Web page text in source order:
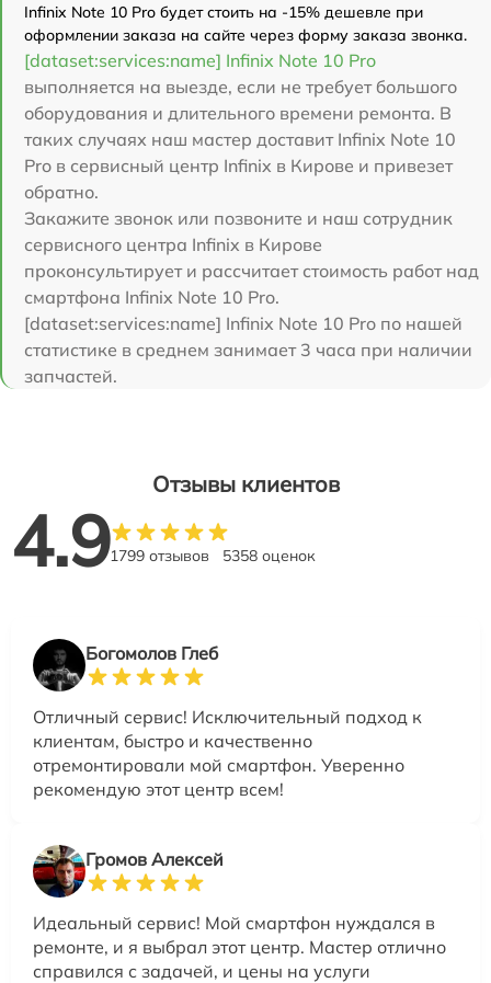
Infinix Note 10 Pro будет стоить на -15% дешевле при
оформлении заказа на сайте через форму заказа звонка.
[dataset:services:name] Infinix Note 10 Pro
выполняется на выезде, если не требует большого
оборудования и длительного времени ремонта. В
таких случаях наш мастер доставит Infinix Note 10
Pro в сервисный центр Infinix в Кирове и привезет
обратно.
Закажите звонок или позвоните и наш сотрудник
сервисного центра Infinix в Кирове
проконсультирует и рассчитает стоимость работ над
смартфона Infinix Note 10 Pro.
[dataset:services:name] Infinix Note 10 Pro по нашей
статистике в среднем занимает 3 часа при наличии
запчастей.
Отзывы клиентов
4.91799 отзывов 5358 оценок
Богомолов Глеб
Отличный сервис! Исключительный подход к
клиентам, быстро и качественно
отремонтировали мой смартфон. Уверенно
рекомендую этот центр всем!
Громов Алексей
Идеальный сервис! Мой смартфон нуждался в
ремонте, и я выбрал этот центр. Мастер отлично
справился с задачей, и цены на услуги